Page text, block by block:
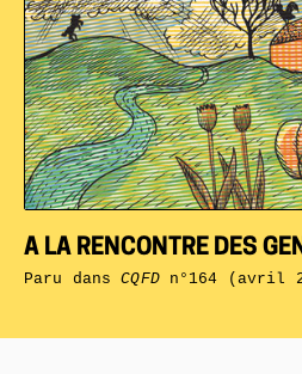
A LA RENCONTRE DES
Paru dansCQFDn°164 (avril